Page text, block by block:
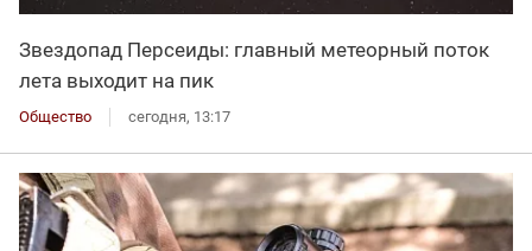
Звездопад Персеиды: главный метеорный поток
лета выходит на пик
Общество сегодня, 13:17